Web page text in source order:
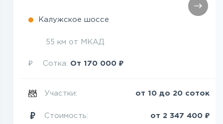
Калужское шоссе
55 км от МКАД
₽ Сотка: От 170 000 ₽
Участки: от 10 до 20 соток
Стоимость: от 2 347 400 ₽